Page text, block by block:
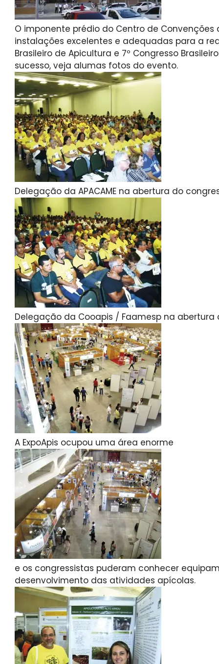
O imponente prédio do Centro de Convenções
instalações excelentes e adequadas para a
Brasileiro de Apicultura e 7º Congresso
sucesso, veja alumas fotos do evento.
Delegação da APACAME na abertura do
Delegação da Cooapis / Faamesp na abertura
A ExpoApis ocupou uma área enorme
e os congressistas puderam conhecer
desenvolvimento das atividades apícolas.